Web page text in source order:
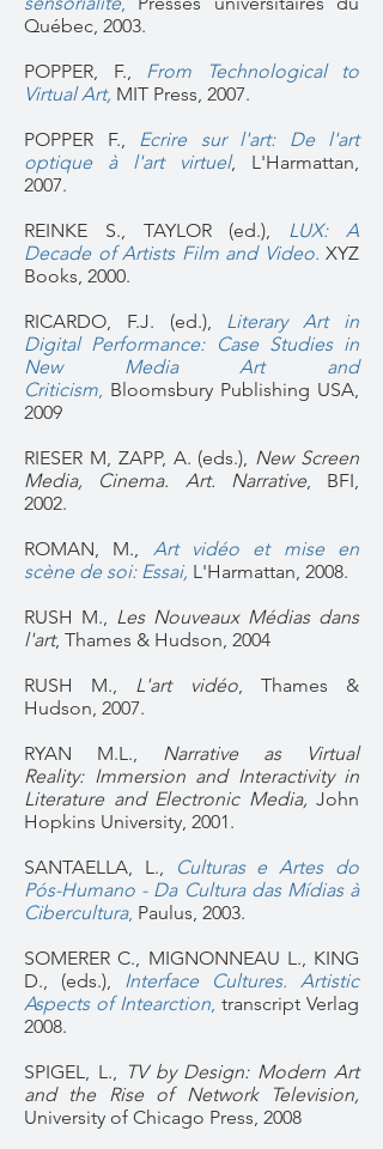
Québec, 2003.
POPPER, F., From Technological to
Virtual Art, MIT Press, 2007.
POPPER F., Ecrire sur l'art: De l'art
optique à l'art virtuel, L'Harmattan,
2007.
REINKE S., TAYLOR (ed.), LUX: A
Decade of Artists Film and Video. XYZ
Books, 2000.
RICARDO, F.J. (ed.), Literary Art in
Digital Performance: Case Studies in
New Media Art and
Criticism, Bloomsbury Publishing USA,
2009
RIESER M, ZAPP, A. (eds.), New Screen
Media, Cinema. Art. Narrative, BFI,
2002.
ROMAN, M., Art vidéo et mise en
scène de soi: Essai, L'Harmattan, 2008.
RUSH M., Les Nouveaux Médias dans
l'art, Thames & Hudson, 2004
RUSH M., L'art vidéo, Thames &
Hudson, 2007.
RYAN M.L., Narrative as Virtual
Reality: Immersion and Interactivity in
Literature and Electronic Media, John
Hopkins University, 2001.
SANTAELLA, L.,
Culturas e Artes do
Pós-Humano - Da Cultura das Mídias à
Cibercultura, Paulus, 2003.
SOMERER C., MIGNONNEAU L., KING
D., (eds.), Interface Cultures. Artistic
Aspects of Intearction, transcript Verlag
2008.
SPIGEL, L., TV by Design: Modern Art
and the Rise of Network Television,
University of Chicago Press, 2008